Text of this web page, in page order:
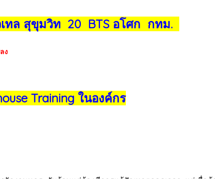
เทล สุขุมวิท 20 BTS อโศก กทม.
ง
Training ในองค์กร